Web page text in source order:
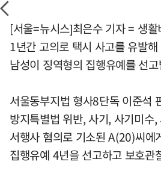
[서울=뉴시스]최은수 기자 = 생
1년간 고의로 택시 사고를 유발
남성이 징역형의 집행유예를 선
서울동부지법 형사8단독 이준석
방지특별법 위반, 사기, 사기미수
서행사 혐의로 기소된 A(20)씨에
집행유예 4년을 선고하고 보호관